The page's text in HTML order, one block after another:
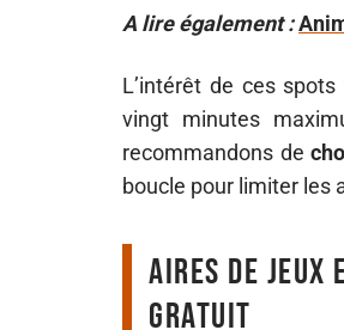
A lire également :
L’intérêt de ces
vingt minutes
recommandons de
boucle pour limiter les
Aires de jeux
gratuit